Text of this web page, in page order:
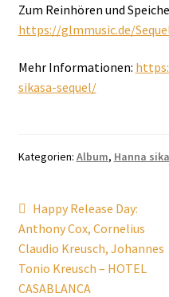
Zum Reinhören und
https://glmmusic.de/
Mehr Informationen:
sikasa-sequel/
Kategorien: Album, Hanna
Vorheriger
Beitrag:
Happy Release Day:
Anthony Cox, Cornelius
Claudio Kreusch, Johannes
Tonio Kreusch – HOTEL
CASABLANCA